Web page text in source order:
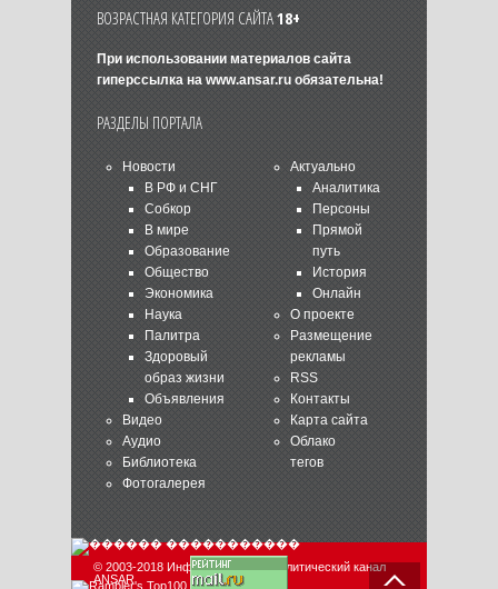
ВОЗРАСТНАЯ КАТЕГОРИЯ САЙТА18+
При использовании материалов сайта
гиперссылка на www.ansar.ruобязательна!
РАЗДЕЛЫ ПОРТАЛА
Новости
В РФ и СНГ
Собкор
В мире
Образование
Общество
Экономика
Наука
Палитра
Здоровый
образ жизни
Объявления
Видео
Аудио
Библиотека
Фотогалерея
Актуально
Аналитика
Персоны
Прямой
путь
История
Онлайн
О проекте
Размещение
рекламы
RSS
Контакты
Карта сайта
Облако
тегов
© 2003-2018 Информационно-аналитический канал
ANSAR